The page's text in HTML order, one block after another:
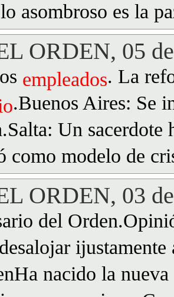
asombroso es la
ORDEN, 05
empleados. La
.Buenos Aires: Se
Un
como modelo de
ORDEN, 03
del
nacido la